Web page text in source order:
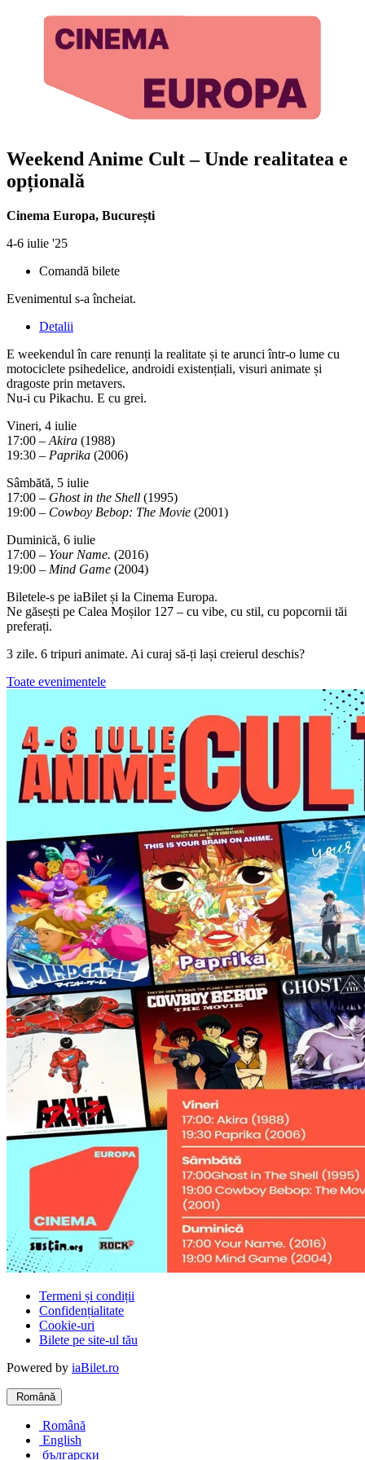
Weekend Anime Cult – Unde realitatea e
opțională
Cinema Europa, București
4-6 iulie '25
Comandă bilete
Evenimentul s-a încheiat.
Detalii
E weekendul în care renunți la realitate și te arunci într-o lume cu
motociclete psihedelice, androidi existențiali, visuri animate și
dragoste prin metavers.
Nu-i cu Pikachu. E cu grei.
Vineri, 4 iulie
17:00 – Akira (1988)
19:30 – Paprika (2006)
Sâmbătă, 5 iulie
17:00 – Ghost in the Shell (1995)
19:00 – Cowboy Bebop: The Movie (2001)
Duminică, 6 iulie
17:00 – Your Name. (2016)
19:00 – Mind Game (2004)
Biletele-s pe iaBilet și la Cinema Europa.
Ne găsești pe Calea Moșilor 127 – cu vibe, cu stil, cu popcornii tăi
preferați.
3 zile. 6 tripuri animate. Ai curaj să-ți lași creierul deschis?
Toate evenimentele
Termeni și condiții
Confidențialitate
Cookie-uri
Bilete pe site-ul tău
Powered by iaBilet.ro
Română
Română
English
български